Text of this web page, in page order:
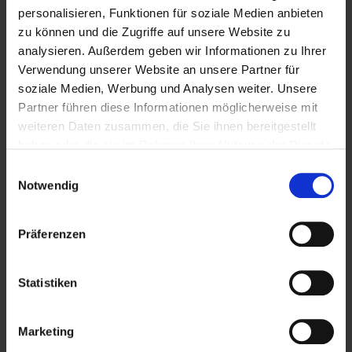
personalisieren, Funktionen für soziale Medien anbieten
zu können und die Zugriffe auf unsere Website zu
analysieren. Außerdem geben wir Informationen zu Ihrer
Verwendung unserer Website an unsere Partner für
soziale Medien, Werbung und Analysen weiter. Unsere
Partner führen diese Informationen möglicherweise mit
weiteren Daten zusammen, die Sie ihnen bereitgestellt
Wir verwenden Cookies und andere Technologien auf
unserer Webseite. Einige von ihnen sind essenziell,
während andere uns helfen, diese Website und Ihre
Erfahrung zu verbessern. Cookies sind kleine Text-
Benutzererfahrung effizienter zu gestalten.
Personenbezogene Daten können verarbeitet werden
Inhalte oder Anzeigen- und Inhaltsmessung. Weitere
Notwendig
Präferenzen
Statistiken
Marketing
Produkte
Flüssiggas im Tank
Einweisungsvideo Flüssiggastank
Versorgungssicherheit
Einsatzgebiete